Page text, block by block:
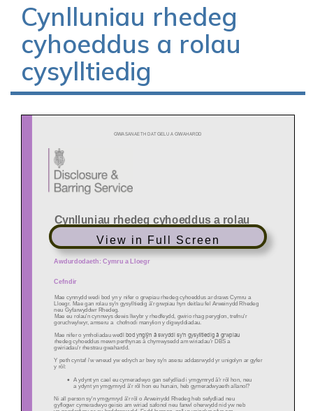
Cynlluniau rhedeg
cyhoeddus a rolau
cysylltiedig
View in Full Screen